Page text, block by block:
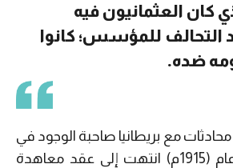
كان العثمانيون فيه
التحالف للمؤسس؛ كانوا
ضده.
مع بريطانيا صاحبة الوجود في
الخليج العربي في عام (1915م) انتهت إلى عقد معاهدة